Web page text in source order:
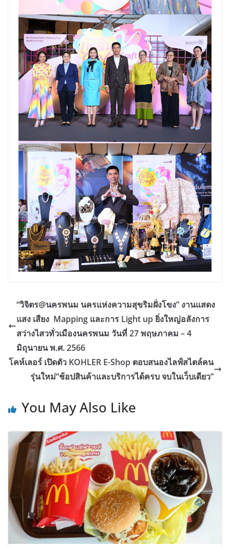
“วิจิตร@นครพนม นครแห่งความสุขริมฝั่งโขง” งานแสดง
แสง เสียง Mapping และการ Light up ยิ่งใหญ่อลังการ
สว่างไสวทั่วเมืองนครพนม วันที่ 27 พฤษภาคม – 4
มิถุนายน พ.ศ. 2566
โคห์เลอร์ เปิดตัว KOHLER E-Shop ตอบสนองไลฟ์สไตล์คน
รุ่นใหม่“ช้อปสินค้าและบริการได้ครบ จบในเว็บเดียว”
You May Also Like